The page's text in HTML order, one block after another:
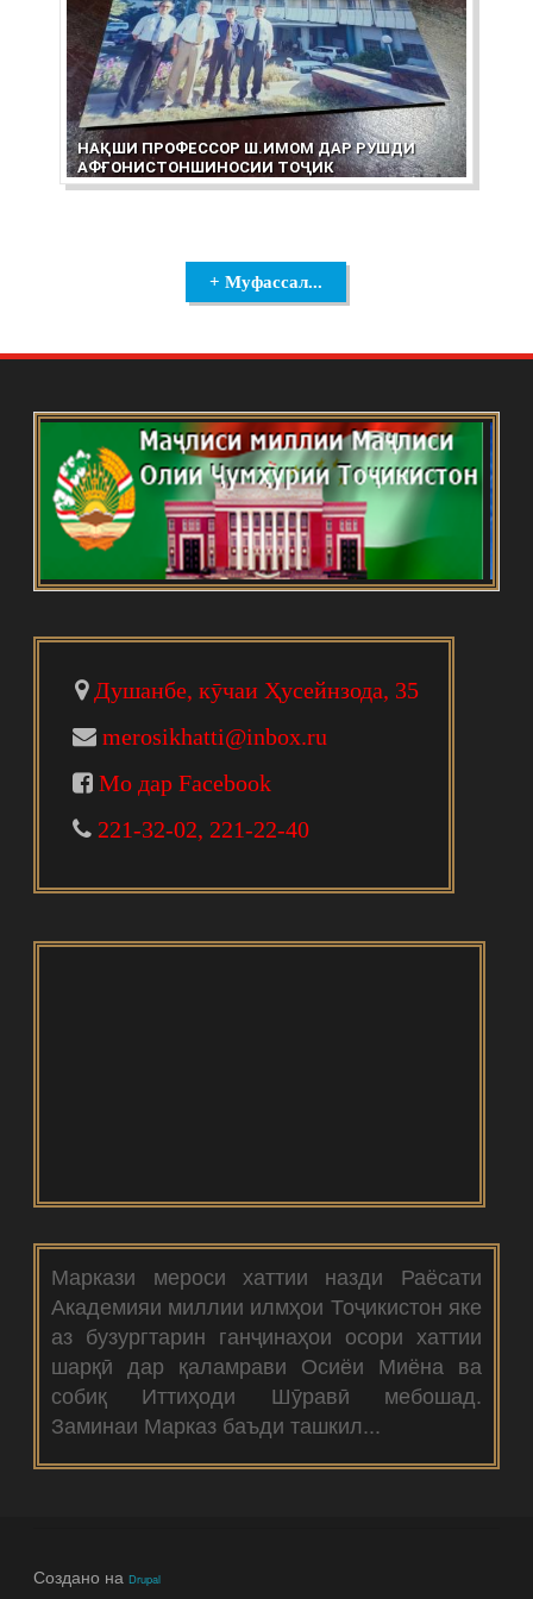
НАҚШИ ПРОФЕССОР Ш.ИМОМ ДАР РУШДИ
АФҒОНИСТОНШИНОСИИ ТОҶИК
+ Муфассал...
Душанбе, кӯчаи Ҳусейнзода, 35
merosikhatti@inbox.ru
Мо дар Facebook
221-32-02, 221-22-40
Маркази мероси хаттии назди Раёсати
Академияи миллии илмҳои Тоҷикистон яке
аз бузургтарин ганҷинаҳои осори хаттии
шарқӣ дар қаламрави Осиёи Миёна ва
собиқ Иттиҳоди Шӯравӣ мебошад.
Заминаи Марказ баъди ташкил...
Создано наDrupal